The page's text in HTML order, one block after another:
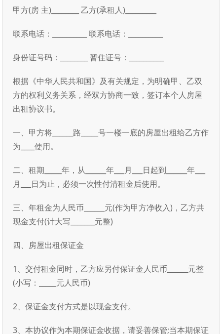
甲方(房 主)________ 乙方(承租人)_________
联系电话：__________ 联系电话：__________
身份证号码：________ 暂住证号：__________
根据《中华人民共和国》及有关规定，为明确甲、乙双
方的权利义务关系，经双方协商一致，签订本个人房屋
出租协议书。
一、甲方将______路_____号一楼一底的房屋出租给乙方作
为____使用。
二、租期_____年，从______年___月___日起到______年___
月___日为止，必须一次性付清租金后使用。
三、年租金为人民币______元(作为甲方净收入)，乙方共
现金支付(计大写_______元整)
四、房屋出租保证金
1、交付租金同时，乙方应另付保证金人民币______元整
(小写：_____元人民币)
2、保证金支付方式是以现金支付。
3、本协议作为本期保证金收据，请妥善保管;当本期保证